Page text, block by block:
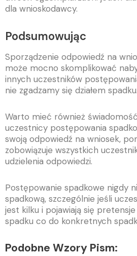
dla wnioskodawcy.
Podsumowując
Sporządzenie odpowiedź na
może mocno skomplikować
innych uczestników
nie zgadzamy się działem spadku.
Warto mieć również
uczestnicy postępowania
swoją odpowiedź na wniosek,
zobowiązuje wszystkich
udzielenia odpowiedzi.
Postępowanie spadkowe nigdy
spadkową, szczególnie jeśli
jest kilku i pojawiają się pretensje
spadku co do konkretnych
Podobne Wzory Pism: